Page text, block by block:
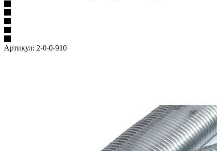
Артикул: 2-0-0-910